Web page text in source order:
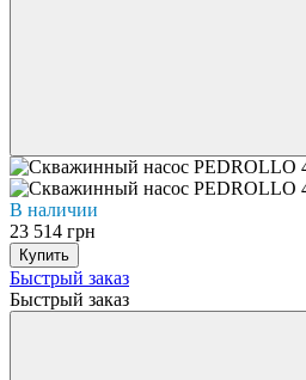
В наличии
23 514 грн
Купить
Быстрый заказ
Быстрый заказ